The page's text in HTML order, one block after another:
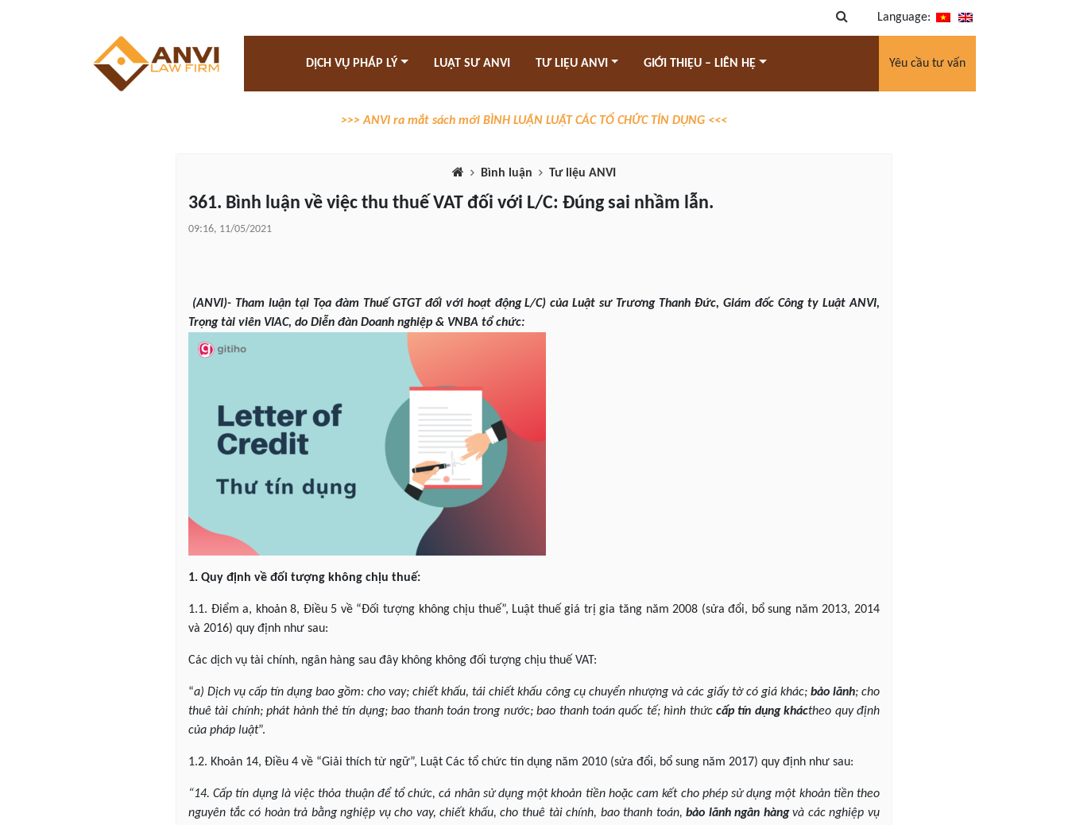
Language:
DỊCH VỤ PHÁP LÝ LUẬT SƯ ANVI TƯ LIỆU ANVI GIỚI THIỆU – LIÊN HỆ Yêu cầu tư vấn
>>> ANVI ra mắt sách mới BÌNH LUẬN LUẬT CÁC TỔ CHỨC TÍN DỤNG <<<
Bình luận Tư liệu ANVI
361. Bình luận về việc thu thuế VAT đối với L/C: Đúng sai nhầm lẫn.
09:16, 11/05/2021
(ANVI)- Tham luận tại Tọa đàm Thuế GTGT đối với hoạt động L/C) của Luật sư Trương Thanh Đức, Giám đốc Công ty Luật ANVI,
Trọng tài viên VIAC, do Diễn đàn Doanh nghiệp & VNBA tổ chức:
1. Quy định về đối tượng không chịu thuế:
1.1. Điểm a, khoản 8, Điều 5 về “Đối tượng không chịu thuế”, Luật thuế giá trị gia tăng năm 2008 (sửa đổi, bổ sung năm 2013, 2014
và 2016) quy định như sau:
Các dịch vụ tài chính, ngân hàng sau đây không không đối tượng chịu thuế VAT:
“a) Dịch vụ cấp tín dụng bao gồm: cho vay; chiết khấu, tái chiết khấu công cụ chuyển nhượng và các giấy tờ có giá khác; bảo lãnh; cho
thuê tài chính; phát hành thẻ tín dụng; bao thanh toán trong nước; bao thanh toán quốc tế; hình thức cấp tín dụng kháctheo quy định
của pháp luật”.
1.2. Khoản 14, Điều 4 về “Giải thích từ ngữ”, Luật Các tổ chức tín dụng năm 2010 (sửa đổi, bổ sung năm 2017) quy định như sau:
“14. Cấp tín dụng là việc thỏa thuận để tổ chức, cá nhân sử dụng một khoản tiền hoặc cam kết cho phép sử dụng một khoản tiền theo
nguyên tắc có hoàn trả bằng nghiệp vụ cho vay, chiết khấu, cho thuê tài chính, bao thanh toán,bảo lãnh ngân hàngvà các nghiệp vụ